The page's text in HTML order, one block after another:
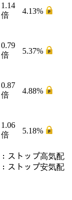
1.14
倍
4.13%
0.79
倍
5.37%
0.87
倍
4.88%
1.06
倍
5.18%
： ストップ高気配
： ストップ安気配